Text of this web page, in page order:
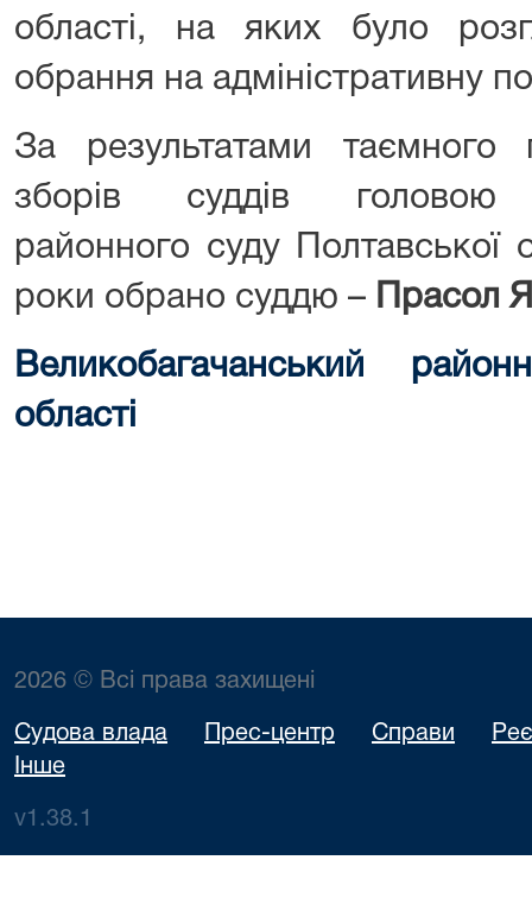
області, на яких було
обрання на адміністративну
За результатами таємного
зборів суддів головою
районного суду Полтавської
роки обрано суддю –
Прасол
Великобагачанський
області
2026 © Всі права захищені
Судова влада Прес-центр Справи
Інше
v1.38.1